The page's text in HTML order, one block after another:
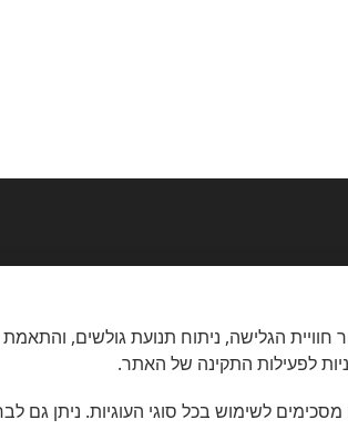
חוויית הגלישה, ניתוח תנועת גולשים,
לפעילות התקינה של האתר.
מסכימים לשימוש בכל סוגי העוגיות. ניתן גם